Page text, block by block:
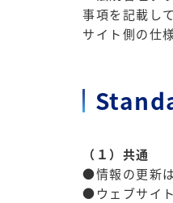
事項を記載し
サイト側の仕
（１）共通
●情報の更新
●ウェブサイ